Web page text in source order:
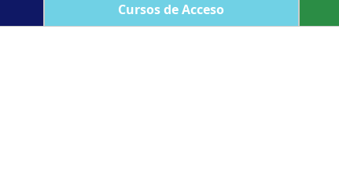
Cursos de Acceso